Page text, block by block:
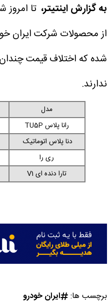
به گزارش اینتیتر،
ندارند.
مدل
رانا پلاس TU5P
دنا پلاس اتوماتیک
ری را
تارا دنده ای V1
برچسب ها: ایران خودرو